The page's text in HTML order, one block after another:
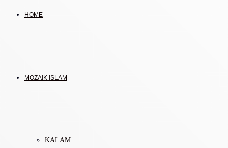
HOME
MOZAIK ISLAM
KALAM